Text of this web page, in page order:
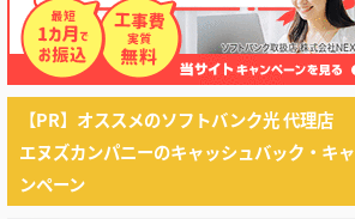
【PR】オススメのソフトバンク光 代理店
エヌズカンパニーのキャッシュバック・キャ
ンペーン